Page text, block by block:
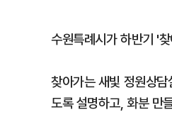
수원특례시가 하반기 '
찾아가는 새빛 정원상
도록 설명하고, 화분 만